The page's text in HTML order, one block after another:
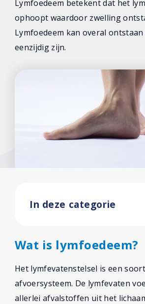
Lymfoedeem betekent dat het
ophoopt waardoor zwelling
Lymfoedeem kan overal
eenzijdig zijn.
In deze categorie
Wat is lymfoedeem?
Het lymfevatenstelsel is een soort
afvoersysteem. De lymfevaten
allerlei afvalstoffen uit het